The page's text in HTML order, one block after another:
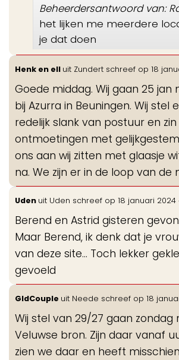
Beheerdersantwoord van:
het lijken me meerdere
je dat doen
Henk en ell uit Zundert schreef op 18
Goede middag. Wij gaan 25 jan
bij Azurra in Beuningen. Wij stel
redelijk slank van postuur en
ontmoetingen met
ons aan wij zitten met glaasje
na. We zijn er in de loop van de
Uden uit Uden schreef op 18 januari 2024
Berend en Astrid gisteren
Maar Berend, ik denk dat je
van deze site... Toch lekker
gevoeld
GldCouple uit Neede schreef op 18
Wij stel van 29/27 gaan zondag
Veluwse bron. Zijn daar vanaf
zien we daar en heeft